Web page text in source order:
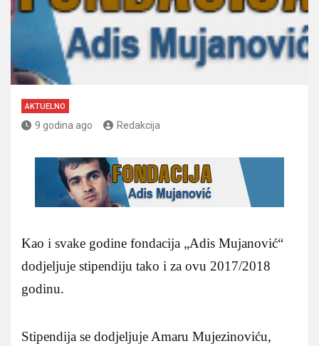
AKTUELNO
9 godina ago Redakcija
Kao i svake godine fondacija „Adis Mujanović“
dodjeljuje stipendiju tako i za ovu 2017/2018
godinu.
Stipendija se dodjeljuje Amaru Mujezinoviću,